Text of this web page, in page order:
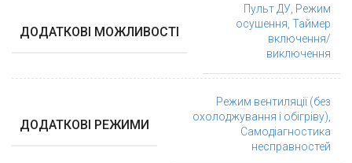
ДОДАТКОВІ МОЖЛИВОСТІ
Пульт ДУ, Режим
осушення, Таймер
включення/
виключення
ДОДАТКОВІ РЕЖИМИ
Режим вентиляції (без
охолоджування і обігріву),
Самодіагностика
несправностей